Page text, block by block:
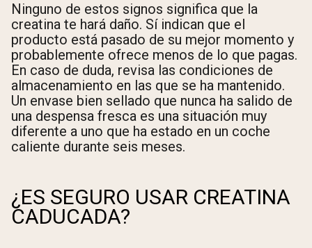
Ninguno de estos signos significa que la
creatina te hará daño. Sí indican que el
producto está pasado de su mejor momento y
probablemente ofrece menos de lo que pagas.
En caso de duda, revisa las condiciones de
almacenamiento en las que se ha mantenido.
Un envase bien sellado que nunca ha salido de
una despensa fresca es una situación muy
diferente a uno que ha estado en un coche
caliente durante seis meses.
¿ES SEGURO USAR CREATINA
CADUCADA?